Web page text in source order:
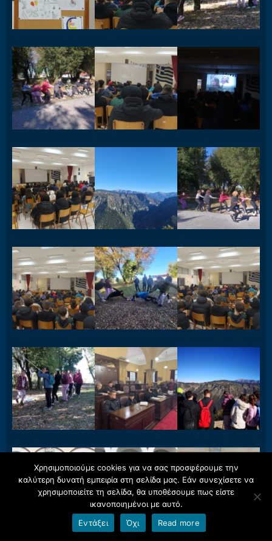
Χρησιμοποιούμε cookies για να σας προσφέρουμε την
καλύτερη δυνατή εμπειρία στη σελίδα μας. Εάν συνεχίσετε να
χρησιμοποιείτε τη σελίδα, θα υποθέσουμε πως είστε
ικανοποιημένοι με αυτό.
Εντάξει
Όχι Read more